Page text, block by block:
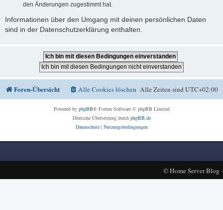
den Änderungen zugestimmt hat.
Informationen über den Umgang mit deinen persönlichen Daten
sind in der Datenschutzerklärung enthalten.
Foren-Übersicht Alle Zeiten sindUTC+02:00
Alle Cookies löschen
Powered by phpBB® Forum Software © phpBB Limited
Deutsche Übersetzung durch phpBB.de
Datenschutz| Nutzungsbedingungen
©Home Server Blog